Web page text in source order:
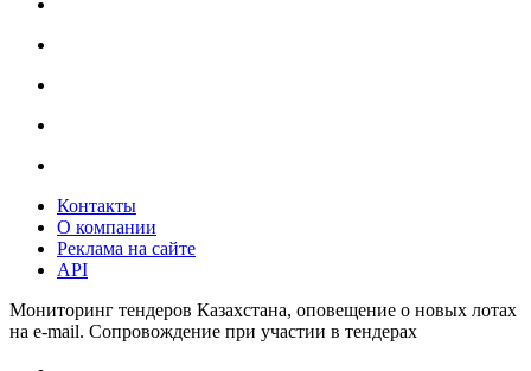
Контакты
О компании
Реклама на сайте
API
Мониторинг тендеров Казахстана, оповещение о новых лотах
на e-mail. Сопровождение при участии в тендерах